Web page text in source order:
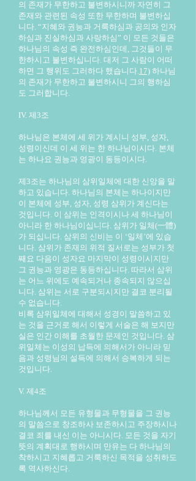
의 존재가 무한하고 불변하시니까 자연히 그
존재와 관련된 속성 또한 무한하며 불변하십
니다. “지혜와 권능과 거룩하심과 공의와 인자
하심과 진실하심과 사랑하심” 이 모든 것들은
하나님의 속성 즉 완전하심인데, 그것들이 무
한하시고 불변하십니다. 대저 그 사람이 어떠
하면 그 행위도 그러하다 했습니다.17) 하나님
의 존재가 무한하고 불변하시니 그의 행하심
도 그러합니다.
IV. 제3조
하나님은 본체에 세 위가 계시니 성부, 성자,
성령이신데 이 세 위는 한 하나님이시다. 본체
는 하나요 권능과 영광이 동등이시다.
제3조는 하나님의 삼위일체에 대한 신앙을 말
하고 있습니다. 하나님의 본체는 하나이지만
이 본체에 성부, 성자, 성령 삼위가 계신다는
것입니다. 이 삼위는 인격이시나 세 하나님이
아니라 한 하나님이십니다. 삼위가 일체(一體)
가 되십니다. 삼위의 신비는 이 ‘일체’에 있습
니다. 삼위가 존재의 위적 질서로는 성부가 첫
째요 다음이 성자요 마지막이 성령이시지만
그 권능과 영광은 동등하십니다. 따라서 삼위
는 어느 위에도 예속되거나 종속되지 않으십
니다. 삼위는 서로 구분되시지만 결코 분리될
수 없습니다.
비록 삼위일체에 대해서 성경이 말씀하고 있
는 것을 근거로 해서 이렇게 서술은 해 보지만
실은 인간 이해를 초월한 문제인 것입니다. 삼
위일체는 이성의 납득에 의해서가 아니라 믿
음과 성령님의 설득에 의해서 승복하게 되는
것입니다.
V. 제4조
하나님께서 모든 유형물과 무형물을 그 권능
의 말씀으로 창조하사 보존하시고 주장하시나
결코 죄를 내신 이는 아니시다. 모든 것을 자기
뜻의 계획대로 행하시며 만유는 다 하나님의
착하시고 지혜롭고 거룩하신 목적을 성취하도
록 역사하신다.